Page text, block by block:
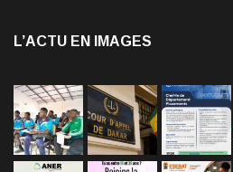
L’ACTU EN IMAGES